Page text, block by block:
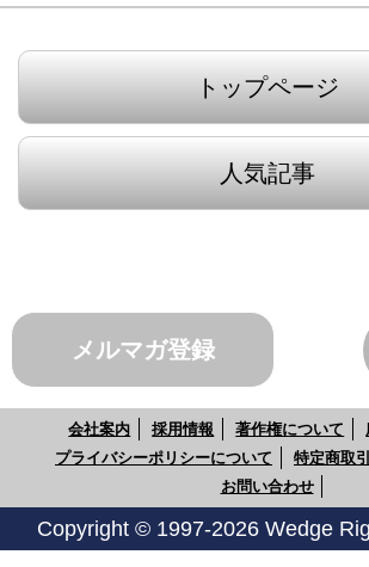
トップページ
人気記事
メルマガ登録
会社案内 採用情報 著作権について
プライバシーポリシーについて
特定商取
お問い合わせ
Copyright © 1997-2026 Wedge